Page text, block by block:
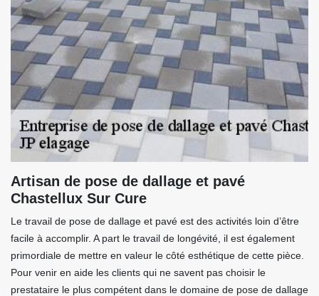
Artisan de pose de dallage et pavé
Chastellux Sur Cure
Le travail de pose de dallage et pavé est des activités loin d’être
facile à accomplir. A part le travail de longévité, il est également
primordiale de mettre en valeur le côté esthétique de cette pièce.
Pour venir en aide les clients qui ne savent pas choisir le
prestataire le plus compétent dans le domaine de pose de dallage